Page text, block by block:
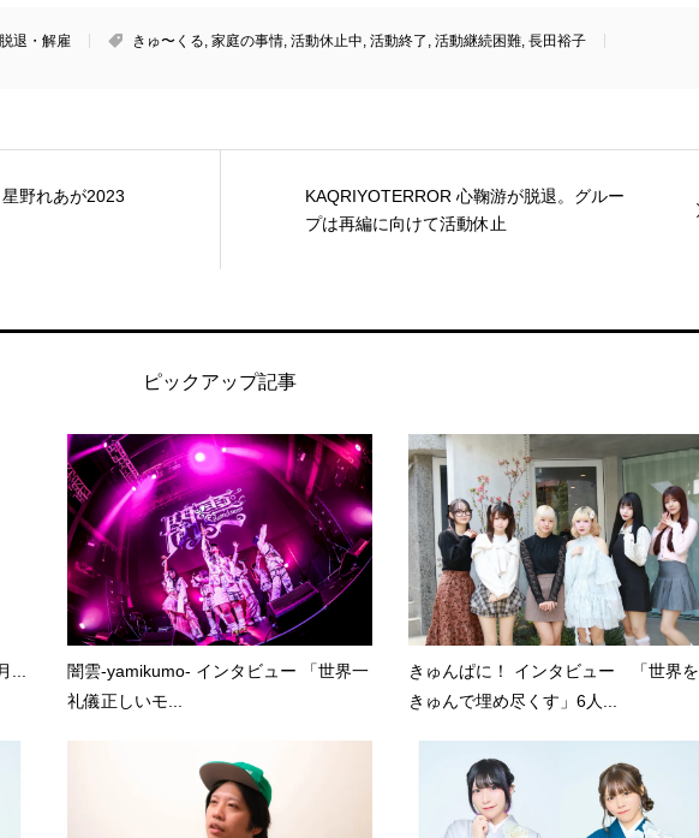
退・解雇 きゅ〜くる, 家庭の事情, 活動休止中, 活動終了 , 活動継続困難, 長田裕子
野れあが2023
KAQRIYOTERROR 心鞠游が脱退。グルー
プは再編に向けて活動休止
ピックアップ記事
...
闇雲-yamikumo- インタビュー 「世界一
礼儀正しいモ...
きゅんぱに！ インタビュー 「世界を
きゅんで埋め尽くす」6人...